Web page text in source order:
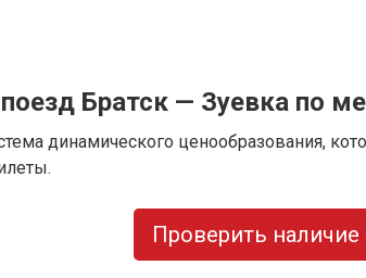
Братск — Зуевка по
динамического ценообразования,
Проверить наличие